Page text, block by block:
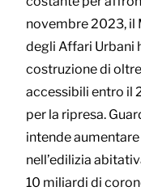
novembre 2023, il
degli Affari Urbani
costruzione di
accessibili entro il
per la ripresa.
intende
nell’edilizia
10 miliardi di